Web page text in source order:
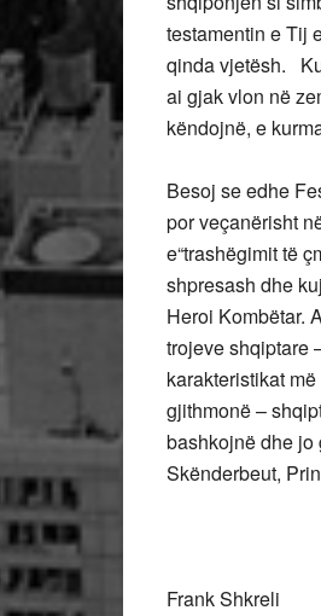
testamentin e Tij
qinda vjetësh.
ai gjak vlon në
këndojnë, e
Besoj se edhe
por veçanërisht
e“trashëgimit të
shpresash dhe
Heroi Kombëtar.
trojeve shqiptare
karakteristikat
gjithmonë –
bashkojnë dhe jo
Skënderbeut,
Frank Shkreli